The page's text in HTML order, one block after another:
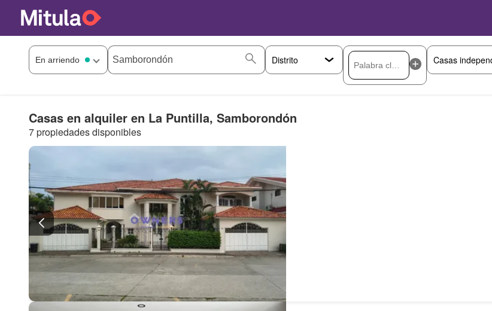
Casas en alquiler en La Puntilla, Samborondón
7 propiedades disponibles